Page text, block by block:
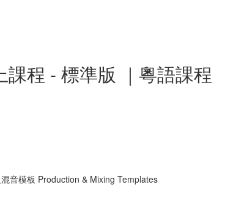
程 - 標準版 ｜粵語課程
音模板 Production & Mixing Templates